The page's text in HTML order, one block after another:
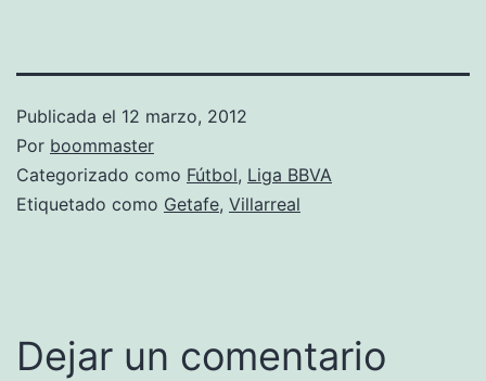
Publicada el 12 marzo, 2012
Por boommaster
Categorizado como Fútbol, Liga BBVA
Etiquetado como Getafe, Villarreal
Dejar un comentario